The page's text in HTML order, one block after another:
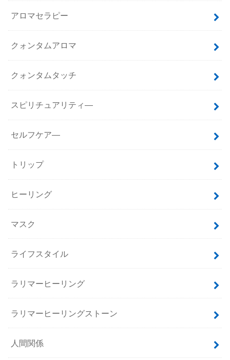
アロマセラピー
クォンタムアロマ
クォンタムタッチ
スピリチュアリティ―
セルフケア―
トリップ
ヒーリング
マスク
ライフスタイル
ラリマーヒーリング
ラリマーヒーリングストーン
人間関係